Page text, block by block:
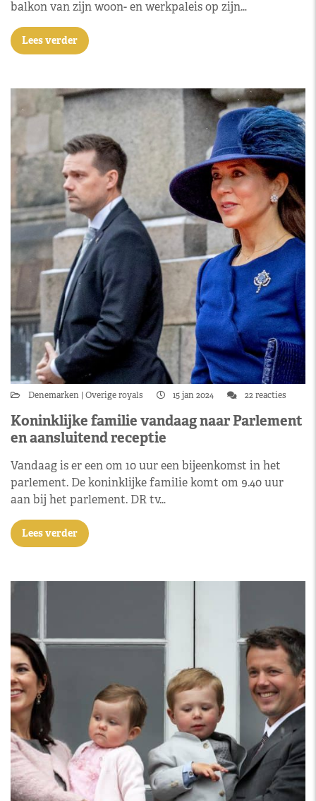
balkon van zijn woon- en werkpaleis op zijn…
Lees verder
Denemarken Overige royals 15 jan 2024 22 reacties
Koninklijke familie vandaag naar Parlement
en aansluitend receptie
Vandaag is er een om 10 uur een bijeenkomst in het
parlement. De koninklijke familie komt om 9.40 uur
aan bij het parlement. DR tv…
Lees verder